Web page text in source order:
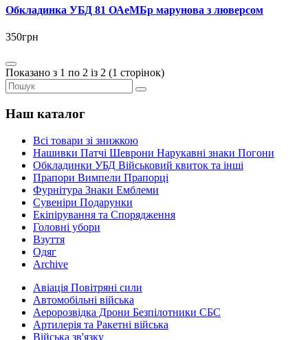
Обкладинка УБД 81 ОАеМБр марунова з люверсом
350грн
Показано з 1 по 2 із 2 (1 сторінок)
Наш каталог
Всі товари зі знижкою
Нашивки Патчі Шеврони Нарукавні знаки Погони
Обкладинки УБД Військовий квиток та інші
Прапори Вимпели Прапорці
Фурнітура Знаки Емблеми
Сувеніри Подарунки
Екіпірування та Спорядження
Головні убори
Взуття
Одяг
Archive
Авіація Повітряні сили
Автомобільні війська
Аеророзвідка Дрони Безпілотники СБС
Артилерія та Ракетні війська
Війська зв'язку